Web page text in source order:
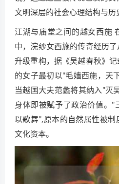
文明深层的社会心理结构与历
江湖与庙堂之间的越女西施
中，浣纱女西施的传奇经历
升级重构，据《吴越春秋》
的女子最初以"毛嫱西施，天
当越国大夫范蠡将其纳入"灭
身体即被赋予了政治价值。"
以歌舞",原本的自然属性被
文化资本。